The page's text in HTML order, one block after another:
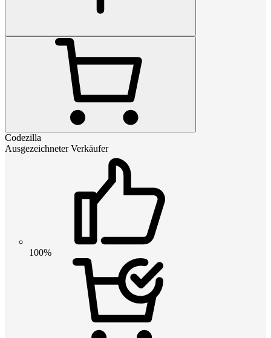
Codezilla
Ausgezeichneter Verkäufer
100%